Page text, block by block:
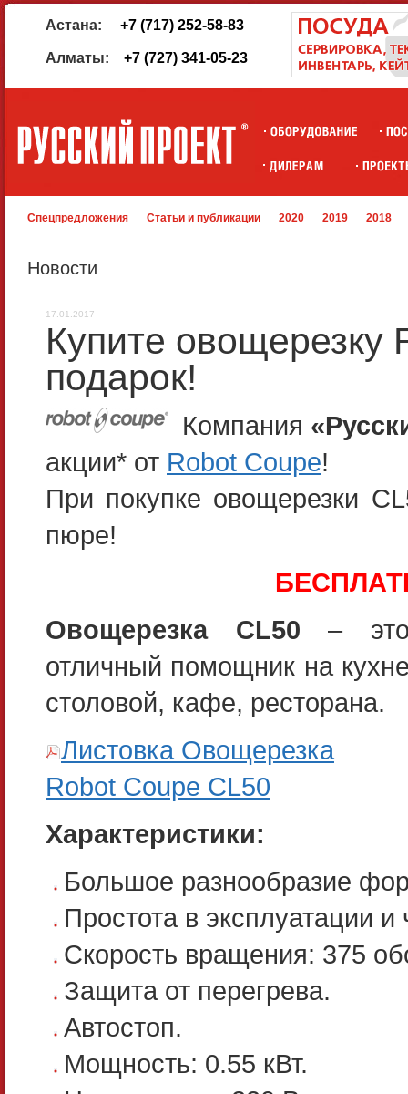
Астана: +7 (717) 252-58-83
Алматы: +7 (727) 341-05-23
Спецпредложения Статьи и публикации 2020 2019 2018
Новости
17.01.2017
Купите овощерезку
подарок!
Компания
акции* от Robot Coupe!
При покупке овощерезки
пюре!
Овощерезка CL50 –
отличный помощник на
столовой, кафе, ресторана.
Листовка Овощерезка
Robot Coupe CL50
Характеристики:
Большое разнообразие
Простота в эксплуатации и
Скорость вращения: 375
Защита от перегрева.
Автостоп.
Мощность: 0.55 кВт.